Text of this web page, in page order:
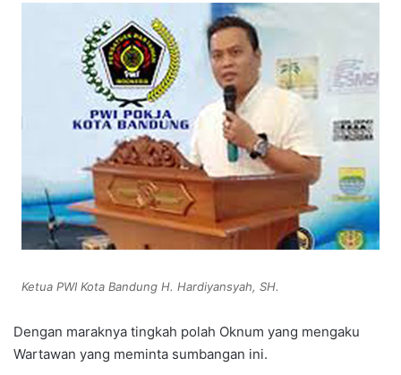
Ketua PWI Kota Bandung H. Hardiyansyah, SH.
Dengan maraknya tingkah polah Oknum yang mengaku
Wartawan yang meminta sumbangan ini.